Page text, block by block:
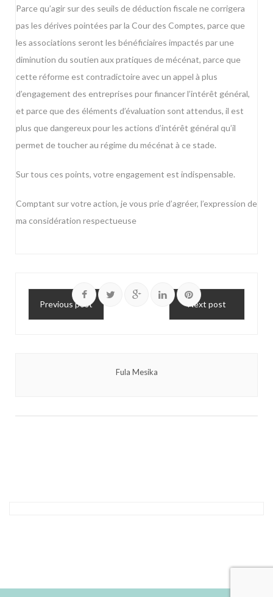
Parce qu’agir sur des seuils de déduction fiscale ne corrigera
pas les dérives pointées par la Cour des Comptes, parce que
les associations seront les bénéficiaires impactés par une
diminution du soutien aux pratiques de mécénat, parce que
cette réforme est contradictoire avec un appel à plus
d’engagement des entreprises pour financer l’intérêt général,
et parce que des éléments d’évaluation sont attendus, il est
plus que dangereux pour les actions d’intérêt général qu’il
permet de toucher au régime du mécénat à ce stade.
Sur tous ces points, votre engagement est indispensable.
Comptant sur votre action, je vous prie d’agréer, l’expression de
ma considération respectueuse
Previous post Next post
Fula Mesika